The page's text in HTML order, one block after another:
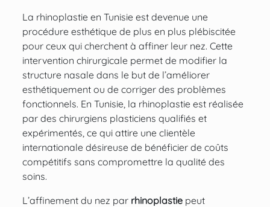
La rhinoplastie en Tunisie est devenue une
procédure esthétique de plus en plus plébiscitée
pour ceux qui cherchent à affiner leur nez. Cette
intervention chirurgicale permet de modifier la
structure nasale dans le but de l’améliorer
esthétiquement ou de corriger des problèmes
fonctionnels. En Tunisie, la rhinoplastie est réalisée
par des chirurgiens plasticiens qualifiés et
expérimentés, ce qui attire une clientèle
internationale désireuse de bénéficier de coûts
compétitifs sans compromettre la qualité des
soins.
L’affinement du nez par rhinoplastiepeut